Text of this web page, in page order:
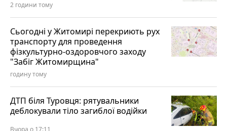
2 години тому
Сьогодні у Житомирі перекриють рух
транспорту для проведення
фізкультурно-оздоровчого заходу
"Забіг Житомирщина"
годину тому
ДТП біля Туровця: рятувальники
деблокували тіло загиблої водійки